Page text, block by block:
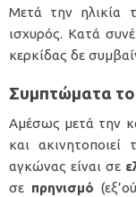
Μετά την ηλικία
ισχυρός. Κατά
κερκίδας δε
Συμπτώματα
Αμέσως μετά την
και
αγκώνας είναι σε
σε πρηνισμό